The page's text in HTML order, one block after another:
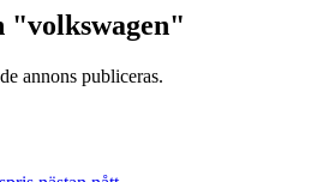
"volkswagen"
annons publiceras.